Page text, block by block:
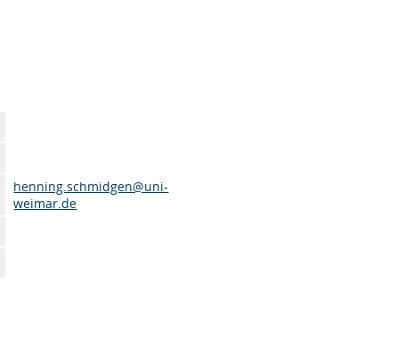
henning.schmidgen@uni-
weimar.de